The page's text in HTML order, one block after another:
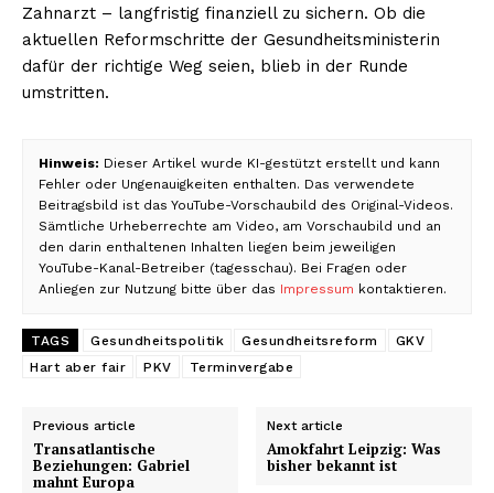
Zahnarzt – langfristig finanziell zu sichern. Ob die
aktuellen Reformschritte der Gesundheitsministerin
dafür der richtige Weg seien, blieb in der Runde
umstritten.
Hinweis: Dieser Artikel wurde KI-gestützt erstellt und kann
Fehler oder Ungenauigkeiten enthalten. Das verwendete
Beitragsbild ist das YouTube-Vorschaubild des Original-Videos.
Sämtliche Urheberrechte am Video, am Vorschaubild und an
den darin enthaltenen Inhalten liegen beim jeweiligen
YouTube-Kanal-Betreiber (tagesschau). Bei Fragen oder
Anliegen zur Nutzung bitte über das Impressum kontaktieren.
TAGS Gesundheitspolitik Gesundheitsreform
GKV
Hart aber fair
PKV Terminvergabe
Previous article
Transatlantische
Beziehungen: Gabriel
mahnt Europa
Next article
Amokfahrt Leipzig: Was
bisher bekannt ist